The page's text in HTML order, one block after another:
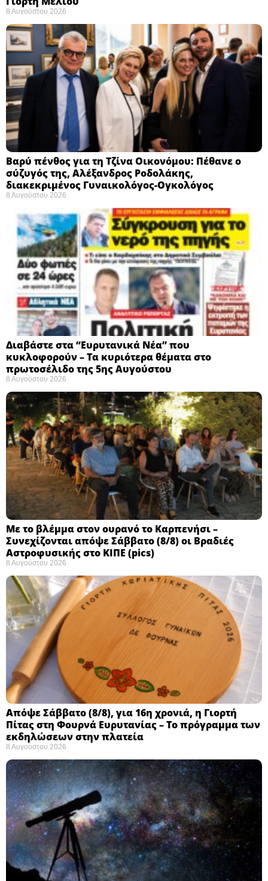
8 Αυγούστου 2026
Βαρύ πένθος για τη Τζίνα Οικονόμου: Πέθανε ο
σύζυγός της, Αλέξανδρος Ροδολάκης,
διακεκριμένος Γυναικολόγος-Ογκολόγος
8 Αυγούστου 2026
Διαβάστε στα “Ευρυτανικά Νέα” που
κυκλοφορούν – Τα κυριότερα θέματα στο
πρωτοσέλιδο της 5ης Αυγούστου
8 Αυγούστου 2026
Με το βλέμμα στον ουρανό το Καρπενήσι –
Συνεχίζονται απόψε Σάββατο (8/8) οι Βραδιές
Αστροφυσικής στο ΚΙΠΕ (pics)
8 Αυγούστου 2026
Απόψε Σάββατο (8/8), για 16η χρονιά, η Γιορτή
Πίτας στη Φουρνά Ευρυτανίας – Το πρόγραμμα των
εκδηλώσεων στην πλατεία
8 Αυγούστου 2026